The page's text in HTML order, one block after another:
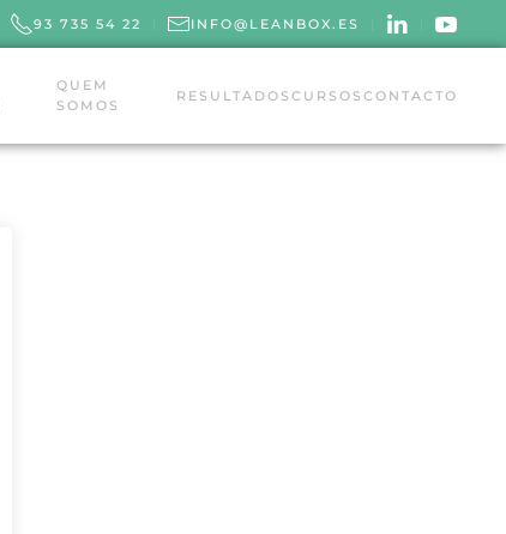
93 735 54 22 INFO@LEANBOX.ES
QUEM
SOMOS
RESULTADOS CURSOS CONTACTO